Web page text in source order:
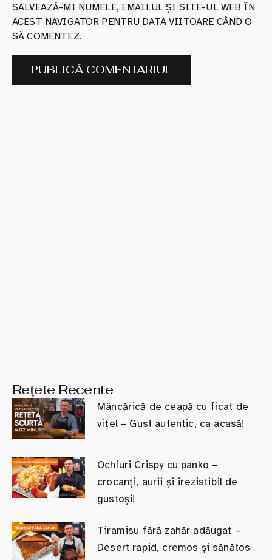
SALVEAZĂ-MI NUMELE, EMAILUL ȘI SITE-UL WEB ÎN
ACEST NAVIGATOR PENTRU DATA VIITOARE CÂND O
SĂ COMENTEZ.
Rețete Recente
Mâncărică de ceapă cu ficat de
vițel – Gust autentic, ca acasă!
Ochiuri Crispy cu panko –
crocanți, aurii și irezistibil de
gustoși!
Tiramisu fără zahăr adăugat –
Desert rapid, cremos și sănătos